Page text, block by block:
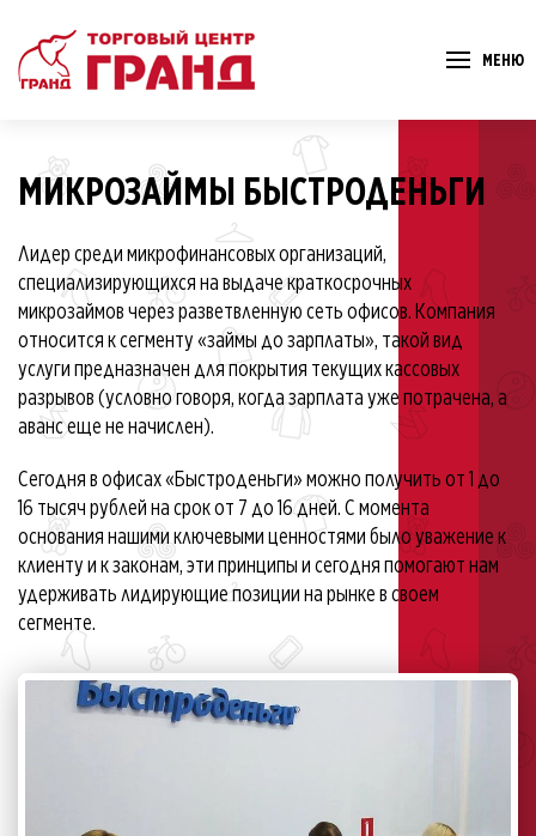
МЕНЮ
МИКРОЗАЙМЫ БЫСТРОДЕНЬГИ
Лидер среди микрофинансовых организаций,
специализирующихся на выдаче краткосрочных
микрозаймов через разветвленную сеть офисов. Компания
относится к сегменту «займы до зарплаты», такой вид
услуги предназначен для покрытия текущих кассовых
разрывов (условно говоря, когда зарплата уже потрачена, а
аванс еще не начислен).
Сегодня в офисах «Быстроденьги» можно получить от 1 до
16 тысяч рублей на срок от 7 до 16 дней. С момента
основания нашими ключевыми ценностями было уважение к
клиенту и к законам, эти принципы и сегодня помогают нам
удерживать лидирующие позиции на рынке в своем
сегменте.